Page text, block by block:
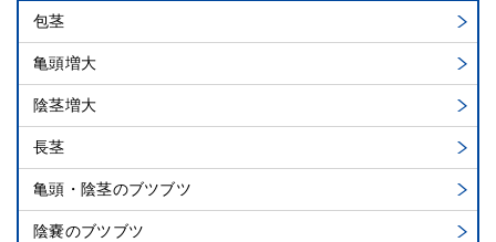
包茎
亀頭増大
陰茎増大
長茎
亀頭・陰茎のブツブツ
陰嚢のブツブツ